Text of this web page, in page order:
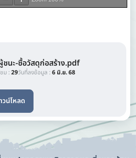
ชนะ-ซื้อวัสดุก่อสร้าง.pdf
ม :29วันที่ลงข้อมูล :6 มิ.ย. 68
วน์โหลด